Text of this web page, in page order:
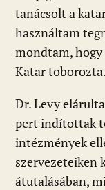
tanácsolt a
használtam
mondtam, hogy
Katar
Dr. Levy
pert indítottak
intézmények
szervezeteiken
átutalásában,